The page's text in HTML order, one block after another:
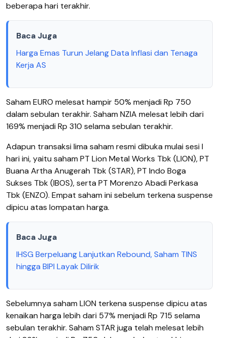
beberapa hari terakhir.
Baca Juga
Harga Emas Turun Jelang Data Inflasi dan Tenaga
Kerja AS
Saham EURO melesat hampir 50% menjadi Rp 750
dalam sebulan terakhir. Saham NZIA melesat lebih dari
169% menjadi Rp 310 selama sebulan terakhir.
Adapun transaksi lima saham resmi dibuka mulai sesi I
hari ini, yaitu saham PT Lion Metal Works Tbk (LION), PT
Buana Artha Anugerah Tbk (STAR), PT Indo Boga
Sukses Tbk (IBOS), serta PT Morenzo Abadi Perkasa
Tbk (ENZO). Empat saham ini sebelum terkena suspense
dipicu atas lompatan harga.
Baca Juga
IHSG Berpeluang Lanjutkan Rebound, Saham TINS
hingga BIPI Layak Dilirik
Sebelumnya saham LION terkena suspense dipicu atas
kenaikan harga lebih dari 57% menjadi Rp 715 selama
sebulan terakhir. Saham STAR juga telah melesat lebih